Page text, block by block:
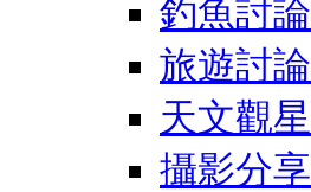
釣魚討論
旅遊討論
天文觀星
攝影分享